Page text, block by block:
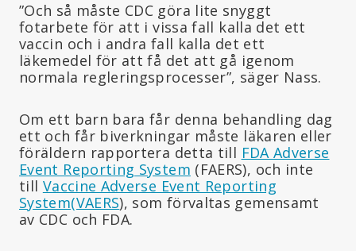
”Och så måste CDC göra lite snyggt
fotarbete för att i vissa fall kalla det ett
vaccin och i andra fall kalla det ett
läkemedel för att få det att gå igenom
normala regleringsprocesser”, säger Nass.
Om ett barn bara får denna behandling dag
ett och får biverkningar måste läkaren eller
föräldern rapportera detta till FDA Adverse
Event Reporting System (FAERS), och inte
till Vaccine Adverse Event Reporting
System(VAERS), som förvaltas gemensamt
av CDC och FDA.